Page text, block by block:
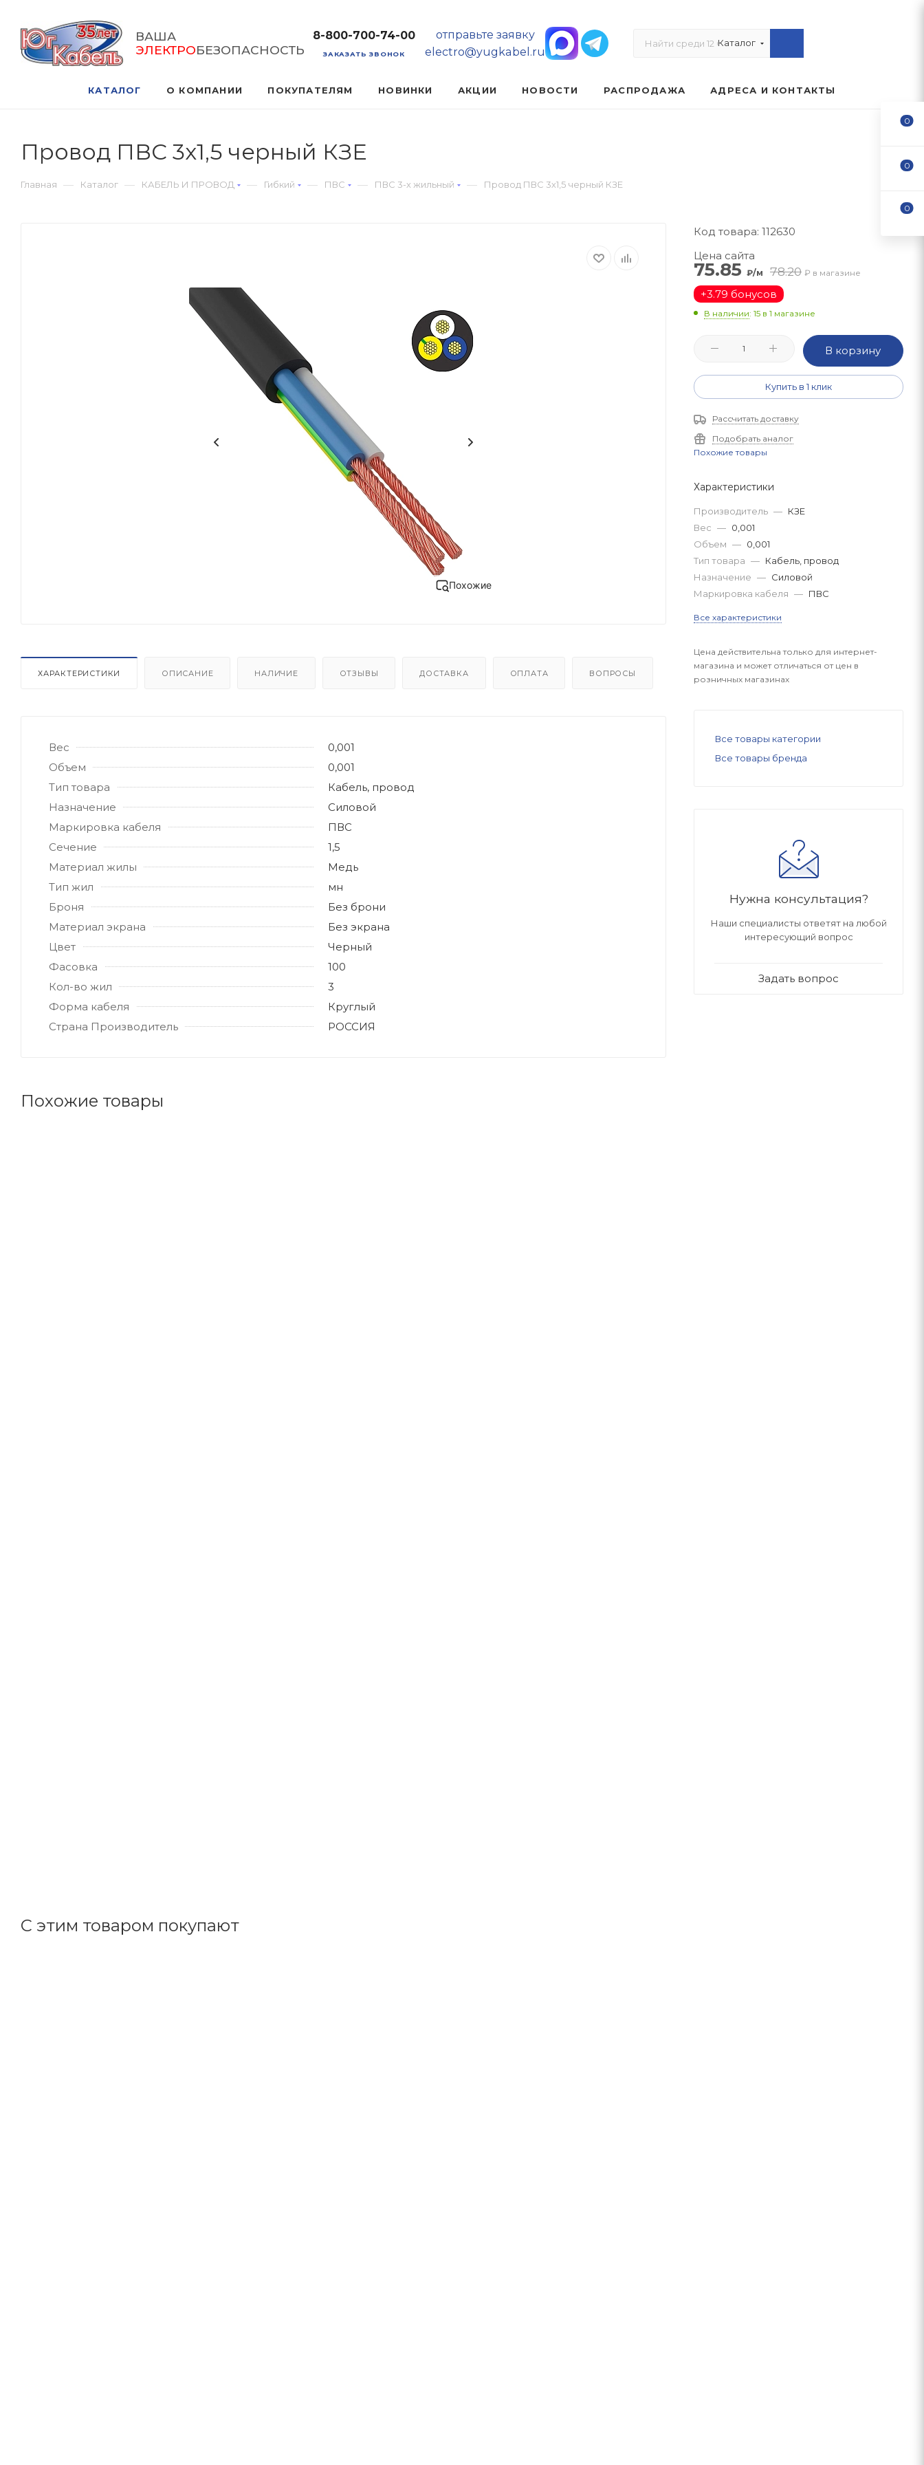
ВАША
ЭЛЕКТРОБЕЗОПАСНОСТЬ
8-800-700-74-00
ЗАКАЗАТЬ ЗВОНОК
отправьте заявку
electro@yugkabel.ru
Каталог
КАТАЛОГ О КОМПАНИИ ПОКУПАТЕЛЯМ НОВИНКИ АКЦИИ НОВОСТИ РАСПРОДАЖА АДРЕСА И КОНТАКТЫ
Провод ПВС 3х1,5 черный КЗЕ
Главная — Каталог — КАБЕЛЬ И ПРОВОД — Гибкий — ПВС — ПВС 3-х жильный — Провод ПВС 3х1,5 черный КЗЕ
Похожие
ХАРАКТЕРИСТИКИ ОПИСАНИЕ НАЛИЧИЕ ОТЗЫВЫ ДОСТАВКА ОПЛАТА ВОПРОСЫ
Вес
0,001
Объем
0,001
Тип товара
Кабель, провод
Назначение
Силовой
Маркировка кабеля
ПВС
Сечение
1,5
Материал жилы
Медь
Тип жил
мн
Броня
Без брони
Материал экрана
Без экрана
Цвет
Черный
Фасовка
100
Кол-во жил
3
Форма кабеля
Круглый
Страна Производитель
РОССИЯ
Похожие товары
С этим товаром покупают
Код товара: 112630
Цена сайта
75.85 ₽/м 78.20 ₽ в магазине
+3.79 бонусов
В наличии: 15 в 1 магазине
В корзину
Купить в 1 клик
Рассчитать доставку
Подобрать аналог
Похожие товары
Характеристики
Производитель — КЗЕ
Вес — 0,001
Объем — 0,001
Тип товара — Кабель, провод
Назначение — Силовой
Маркировка кабеля — ПВС
Все характеристики
Цена действительна только для интернет-
магазина и может отличаться от цен в
розничных магазинах
Все товары категории
Все товары бренда
Нужна консультация?
Наши специалисты ответят на любой
интересующий вопрос
Задать вопрос
0
0
0